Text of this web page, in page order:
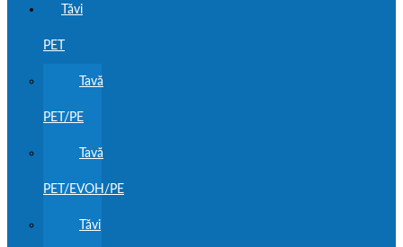
Tăvi
PET
Tavă
PET/PE
Tavă
PET/EVOH/PE
Tăvi